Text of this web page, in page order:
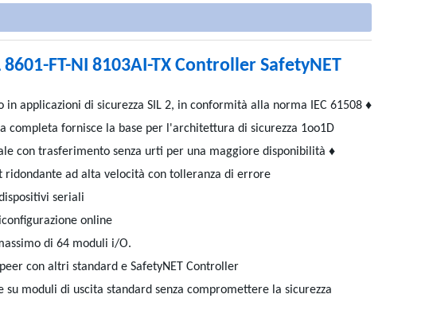
8601-FT-NI 8103AI-TX Controller SafetyNET
applicazioni di sicurezza SIL 2, in conformità alla norma IEC 61508 ♦
completa fornisce la base per l'architettura di sicurezza 1oo1D
con trasferimento senza urti per una maggiore disponibilità ♦
ridondante ad alta velocità con tolleranza di errore
seriali
online
di 64 moduli i/O.
con altri standard e SafetyNET Controller
su moduli di uscita standard senza compromettere la sicurezza